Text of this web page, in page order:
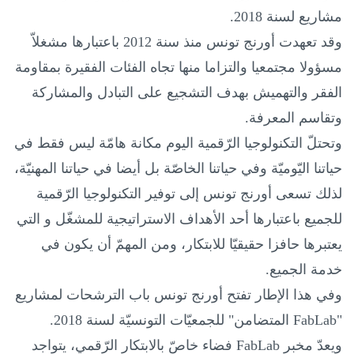
مشاريع لسنة 2018.
وقد تعهدت أورنج تونس منذ سنة 2012 باعتبارها مشغلاّ
مسؤولا مجتمعيا والتزاما منها تجاه الفئات الفقيرة بمقاومة
الفقر والتهميش بهدف التشجيع على التبادل والمشاركة
وتقاسم المعرفة.
وتحتلّ التكنولوجيا الرّقمية اليوم مكانة هامّة ليس فقط في
حياتنا اليّوميّة وفي حياتنا الخاصّة بل أيضا في حياتنا المهنيّة،
لذلك تسعى أورنج تونس إلى توفير التكنولوجيا الرّقمية
للجميع باعتبارها أحد الأهداف الاستراتيجية للمشغّل و التي
يعتبرها حافزا حقيقيّا للابتكار، ومن المهمّ أن يكون في
خدمة الجميع.
وفي هذا الإطار تفتح أورنج تونس باب الترشحات لمشاريع
"
FabLab المتضامن" للجمعيّات التونسيّة لسنة 2018.
ويعدّ مخبر FabLab فضاء خاصّ بالابتكار الرّقمي، يتواجد